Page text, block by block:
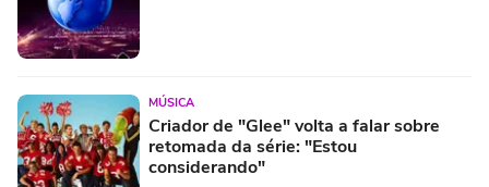
MÚSICA
Criador de "Glee" volta a falar sobre
retomada da série: "Estou
considerando"